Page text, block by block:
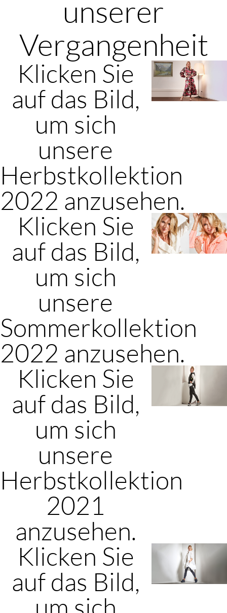
unserer
Vergangenheit
Klicken Sie
auf das Bild,
um sich
unsere
Herbstkollektion
2022 anzusehen.
Klicken Sie
auf das Bild,
um sich
unsere
Sommerkollektion
2022 anzusehen.
Klicken Sie
auf das Bild,
um sich
unsere
Herbstkollektion
2021
anzusehen.
Klicken Sie
auf das Bild,
um sich